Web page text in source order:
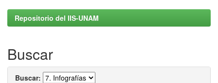
Repositorio del IIS-UNAM
Buscar
Buscar: